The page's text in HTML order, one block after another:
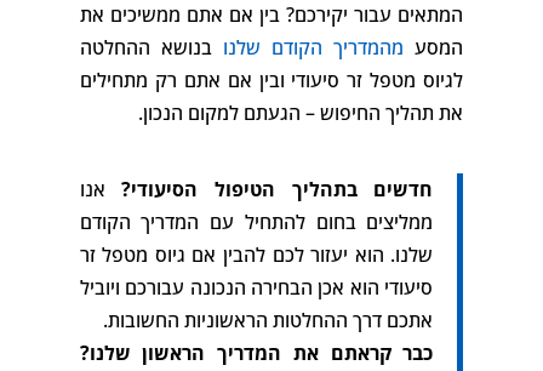
המתאים עבור יקירכם? בין אם אתם ממשיכים את
המסע מהמדריך הקודם שלנו בנושא ההחלטה
לגיוס מטפל זר סיעודי ובין אם אתם רק מתחילים
את תהליך החיפוש – הגעתם למקום הנכון.
חדשים בתהליך הטיפול הסיעודי?אנו
ממליצים בחום להתחיל עם המדריך הקודם
שלנו. הוא יעזור לכם להבין אם גיוס מטפל זר
סיעודי הוא אכן הבחירה הנכונה עבורכם ויוביל
אתכם דרך ההחלטות הראשוניות החשובות.
כבר קראתם את המדריך הראשון שלנו?